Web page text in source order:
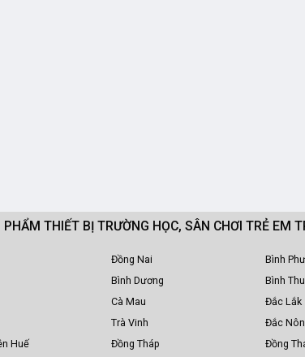
THIẾT BỊ TRƯỜNG HỌC, SÂN CHƠI TRẺ EM
Huế
Đồng Nai
Bình Dương
Cà Mau
Trà Vinh
Đồng Tháp
Bình
Bình
Đắc Lắk
Đắc
Đồng